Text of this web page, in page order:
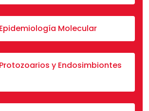
Molecular
y Endosimbiontes